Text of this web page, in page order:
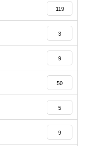
119
3
9
50
5
9